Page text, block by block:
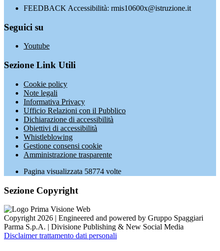
FEEDBACK Accessibilità: rmis10600x@istruzione.it
Seguici su
Youtube
Sezione Link Utili
Cookie policy
Note legali
Informativa Privacy
Ufficio Relazioni con il Pubblico
Dichiarazione di accessibilità
Obiettivi di accessibilità
Whistleblowing
Gestione consensi cookie
Amministrazione trasparente
Pagina visualizzata 58774 volte
Sezione Copyright
Copyright 2026 | Engineered and powered by Gruppo Spaggiari
Parma S.p.A. | Divisione Publishing & New Social Media
Disclaimer trattamento dati personali